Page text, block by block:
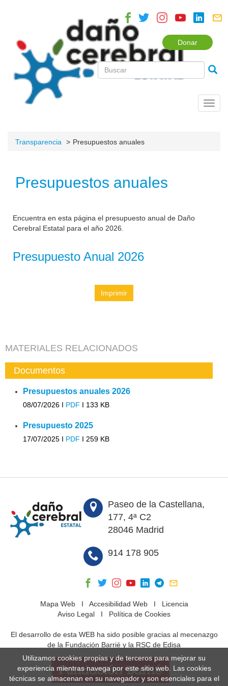
Donar
Transparencia Presupuestos anuales
Presupuestos anuales
Encuentra en esta página el presupuesto anual de Daño
Cerebral Estatal para el año 2026.
Presupuesto Anual 2026
Imprimir
MATERIALES RELACIONADOS
Documentos
Presupuestos anuales 2026
08/07/2026 I PDF I 133 KB
Presupuesto 2025
17/07/2025 I PDF I 259 KB
Paseo de la Castellana,
177, 4ª C2
28046 Madrid
914 178 905
Mapa WebI Accesibilidad WebI Licencia
Aviso Legal I Política de Cookies
El desarrollo de esta WEB ha sido posible gracias al mecenazgo
de la Fundación Barrié y la RSC de Edisa
Utilizamos cookies propias y de terceros para mejorar su
experiencia mientras navega por este sitio web. Las cookies
técnicas se almacenan en su navegador y son esenciales para el